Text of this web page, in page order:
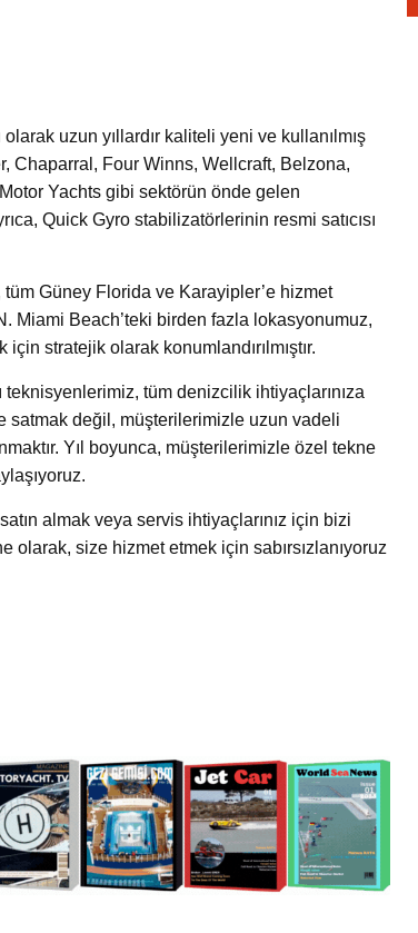
uzun yıllardır kaliteli yeni ve kullanılmış
Chaparral, Four Winns, Wellcraft, Belzona,
Yachts gibi sektörün önde gelen
Quick Gyro stabilizatörlerinin resmi satıcısı
Güney Florida ve Karayipler’e hizmet
Miami Beach’teki birden fazla lokasyonumuz,
stratejik olarak konumlandırılmıştır.
tüm denizcilik ihtiyaçlarınıza
satmak değil, müşterilerimizle uzun vadeli
Yıl boyunca, müşterilerimizle özel tekne
almak veya servis ihtiyaçlarınız için bizi
size hizmet etmek için sabırsızlanıyoruz